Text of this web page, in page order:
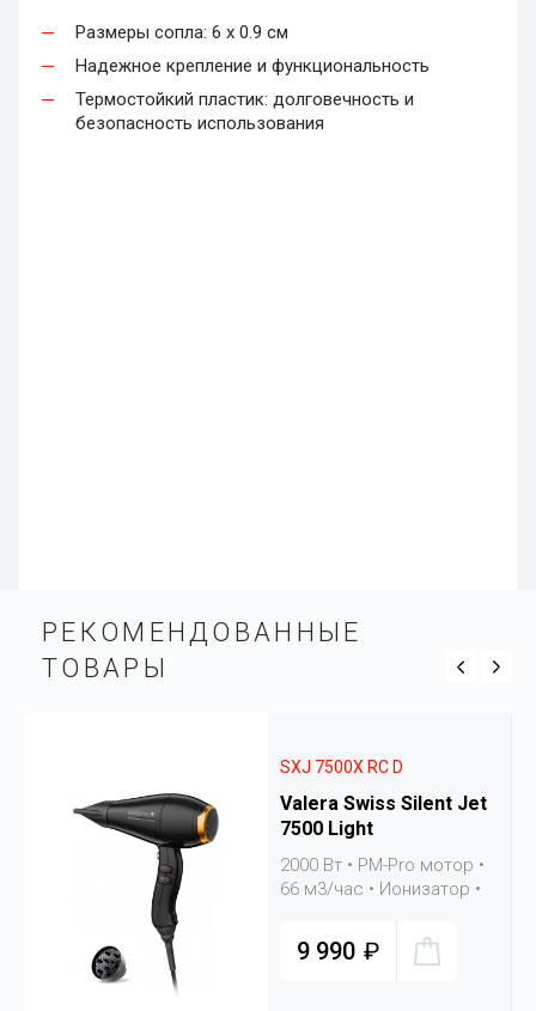
Размеры сопла: 6 х 0.9 см
Надежное крепление и функциональность
Термостойкий пластик: долговечность и
безопасность использования
РЕКОМЕНДОВАН­НЫЕ
ТОВАРЫ
SXJ 7500X RC D
Valera Swiss Silent Jet
7500 Light
2000 Вт • PM-Pro мотор •
66 м3/час • Ионизатор •
9 990 ₽